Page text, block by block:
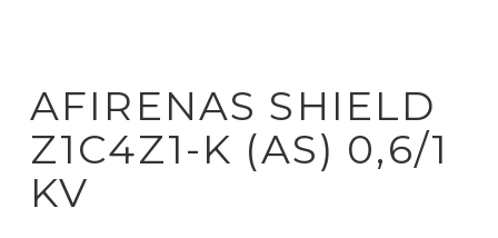
al buscador de
AFIRENAS SHIELD
Z1C4Z1-K (AS) 0,6/1
KV